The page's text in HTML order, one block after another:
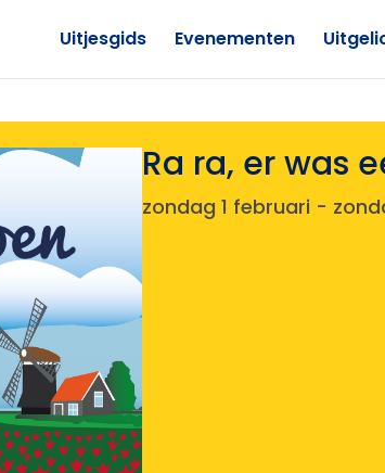
Uitjesgids Evenementen
Ra ra, er was
zondag 1 februari -